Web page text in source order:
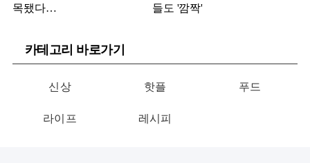
목됐다…
들도 '깜짝'
카테고리 바로가기
신상 핫플 푸드
라이프 레시피